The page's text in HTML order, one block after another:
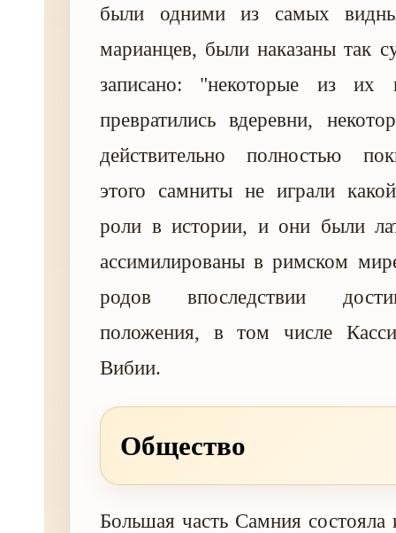
были одними из самых
марианцев, были наказаны так
записано: "некоторые из их
превратились вдеревни,
действительно полностью
этого самниты не играли
роли в истории, и они были
ассимилированы в римском
родов впоследствии
положения, в том числе
Вибии.
Общество
Большая часть Самния состояла